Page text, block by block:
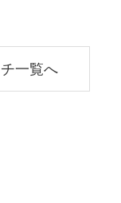
一覧へ